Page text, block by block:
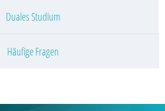
Duales Studium
Häufige Fragen